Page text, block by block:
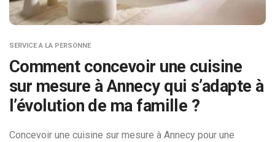
SERVICE A LA PERSONNE
Comment concevoir une cuisine
sur mesure à Annecy qui s’adapte à
l’évolution de ma famille ?
Concevoir une cuisine sur mesure à Annecy pour une